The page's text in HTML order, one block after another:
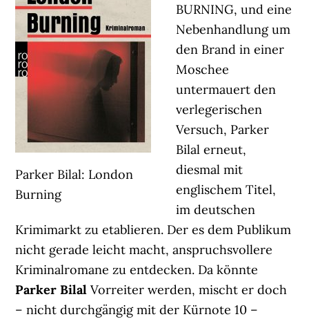
Parker Bilal: London
Burning
BURNING, und eine
Nebenhandlung um
den Brand in einer
Moschee
untermauert den
verlegerischen
Versuch, Parker
Bilal erneut,
diesmal mit
englischem Titel,
im deutschen
Krimimarkt zu etablieren. Der es dem Publikum
nicht gerade leicht macht, anspruchsvollere
Kriminalromane zu entdecken. Da könnte
Parker BilalVorreiter werden, mischt er doch
– nicht durchgängig mit der Kürnote 10 –